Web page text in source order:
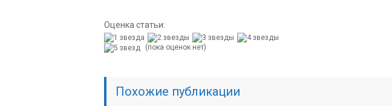
Оценка статьи:
(пока оценок нет)
Похожие публикации